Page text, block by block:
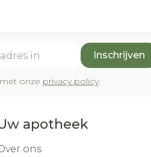
Inschrijven
onze privacy policy.
apotheek
ons